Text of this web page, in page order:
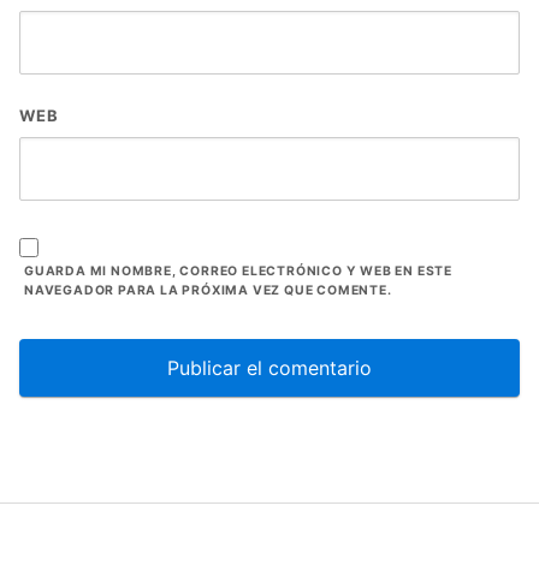
WEB
GUARDA MI NOMBRE, CORREO ELECTRÓNICO Y WEB EN ESTE
NAVEGADOR PARA LA PRÓXIMA VEZ QUE COMENTE.